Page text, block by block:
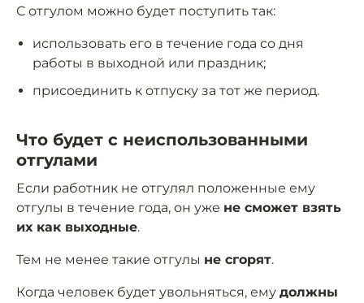
С отгулом можно будет поступить так:
использовать его в течение года со дня
работы в выходной или праздник;
присоединить к отпуску за тот же период.
Что будет с неиспользованными
отгулами
Если работник не отгулял положенные ему
отгулы в течение года, он уже не сможет взять
их как выходные.
Тем не менее такие отгулы не сгорят.
Когда человек будет увольняться, ему должны